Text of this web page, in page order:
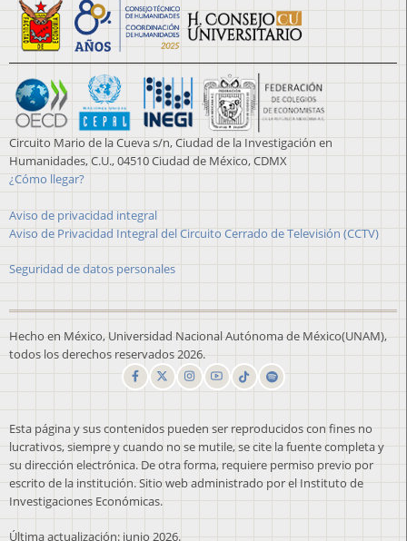
Circuito Mario de la Cueva s/n, Ciudad de la Investigación en
Humanidades, C.U., 04510 Ciudad de México, CDMX
¿Cómo llegar?
Aviso de privacidad integral
Aviso de Privacidad Integral del Circuito Cerrado de Televisión (CCTV)
Seguridad de datos personales
Hecho en México, Universidad Nacional Autónoma de México(UNAM),
todos los derechos reservados 2026.
Esta página y sus contenidos pueden ser reproducidos con fines no
lucrativos, siempre y cuando no se mutile, se cite la fuente completa y
su dirección electrónica. De otra forma, requiere permiso previo por
escrito de la institución. Sitio web administrado por el Instituto de
Investigaciones Económicas.
Última actualización: junio 2026.